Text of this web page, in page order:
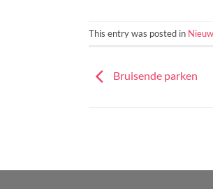
This entry was posted in
Bruisende parken